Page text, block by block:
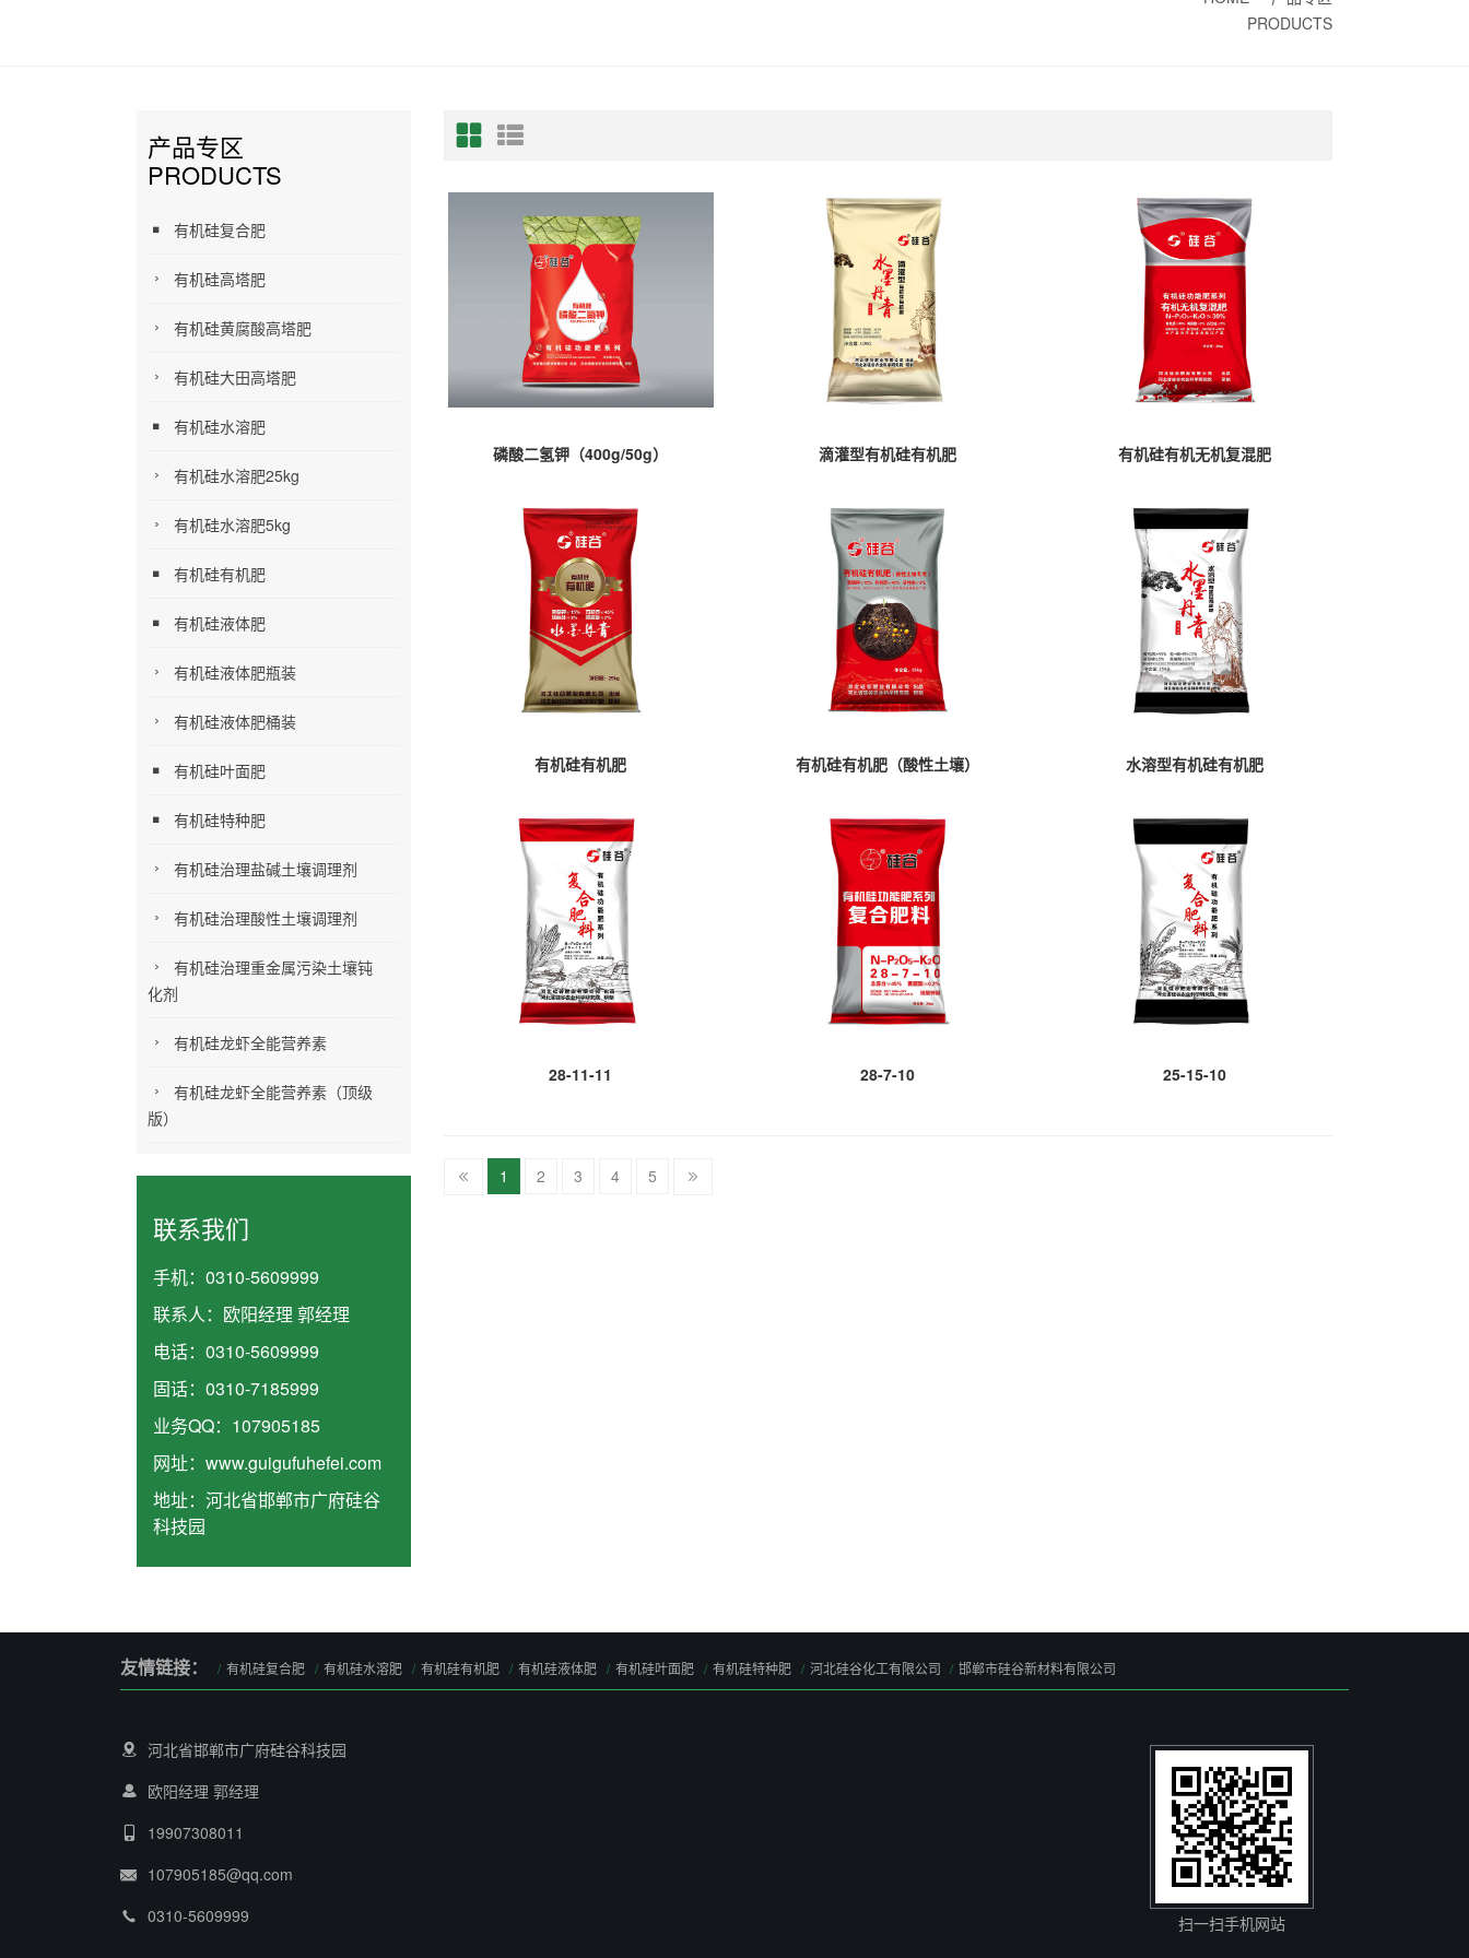
PRODUCTS
产品专区
PRODUCTS
有机硅复合肥
有机硅高塔肥
有机硅黄腐酸高塔肥
有机硅大田高塔肥
有机硅水溶肥
有机硅水溶肥25kg
有机硅水溶肥5kg
有机硅有机肥
有机硅液体肥
有机硅液体肥瓶装
有机硅液体肥桶装
有机硅叶面肥
有机硅特种肥
有机硅治理盐碱土壤调理剂
有机硅治理酸性土壤调理剂
有机硅治理重金属污染土壤钝
化剂
有机硅龙虾全能营养素
有机硅龙虾全能营养素（顶级
版）
联系我们
手机： 0310-5609999
联系人： 欧阳经理 郭经理
电话： 0310-5609999
固话：0310-7185999
业务QQ： 107905185
网址： www.guigufuhefei.com
地址： 河北省邯郸市广府硅谷
科技园
磷酸二氢钾（400g/50g） 滴灌型有机硅有机肥 有机硅有机无机复混肥
有机硅有机肥 有机硅有机肥（酸性土壤） 水溶型有机硅有机肥
28-11-11 28-7-10 25-15-10
1 2 3 4 5
友情链接： 有机硅复合肥 有机硅水溶肥 有机硅有机肥 有机硅液体肥 有机硅叶面肥 有机硅特种肥 河北硅谷化工有限公司 邯郸市硅谷新材料有限公司
河北省邯郸市广府硅谷科技园
欧阳经理 郭经理
19907308011
107905185@qq.com
0310-5609999
扫一扫手机网站